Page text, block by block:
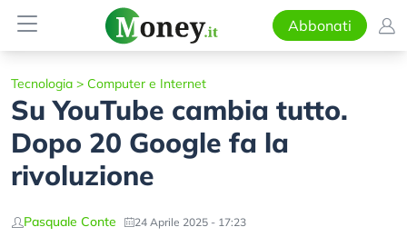
Abbonati
Tecnologia > Computer e Internet
Su YouTube cambia tutto.
Dopo 20 Google fa la
rivoluzione
Pasquale Conte 24 Aprile 2025 - 17:23